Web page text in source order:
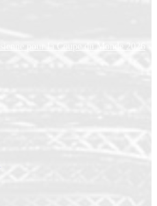
pour la Coupe du Monde 2026